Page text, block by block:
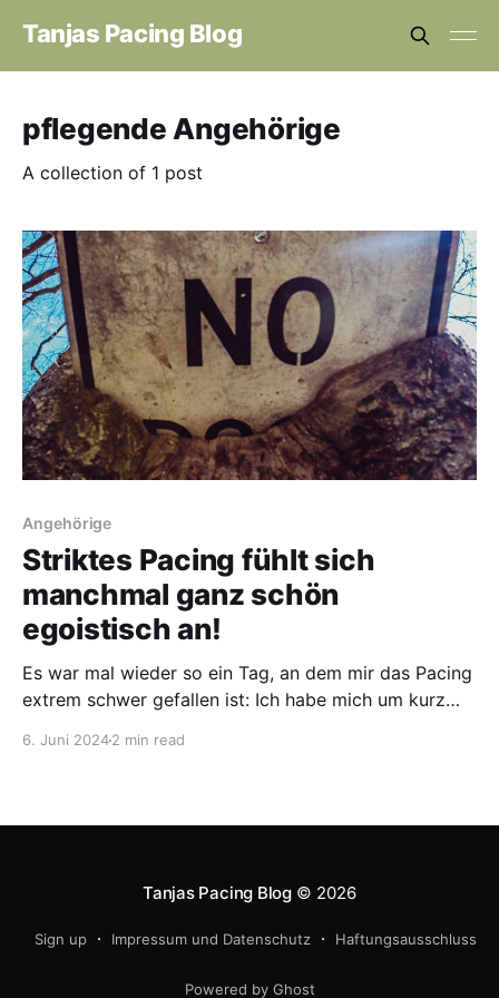
Tanjas Pacing Blog
pflegende Angehörige
A collection of 1 post
Angehörige
Striktes Pacing fühlt sich
manchmal ganz schön
egoistisch an!
Es war mal wieder so ein Tag, an dem mir das Pacing
extrem schwer gefallen ist: Ich habe mich um kurz
6. Juni 20242 min read
Tanjas Pacing Blog© 2026
Sign up Impressum und Datenschutz Haftungsausschluss
Powered by Ghost